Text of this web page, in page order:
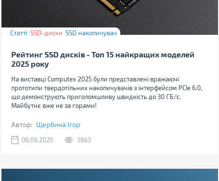
Статті SSD-диски SSD накопичувач
Рейтинг SSD дисків - Топ 15 найкращих моделей
2025 року
На виставці Computex 2025 були представлені вражаючі
прототипи твердотільних накопичувачів з інтерфейсом PCIe 6.0,
що демонструють приголомшливу швидкість до 30 ГБ/с.
Майбутнє вже не за горами!
Автор: Щербина Ігор
06.06.2025 3863